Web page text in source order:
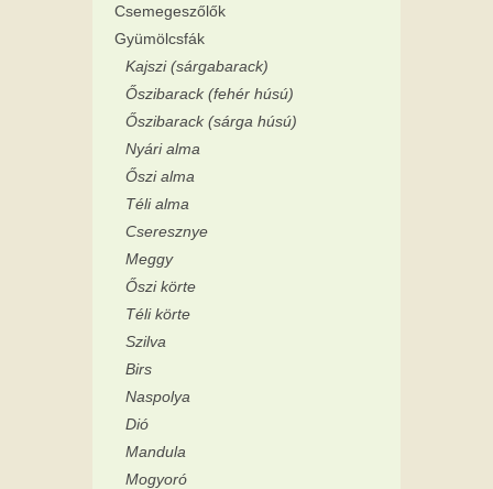
Csemegeszőlők
Gyümölcsfák
Kajszi (sárgabarack)
Őszibarack (fehér húsú)
Őszibarack (sárga húsú)
Nyári alma
Őszi alma
Téli alma
Cseresznye
Meggy
Őszi körte
Téli körte
Szilva
Birs
Naspolya
Dió
Mandula
Mogyoró